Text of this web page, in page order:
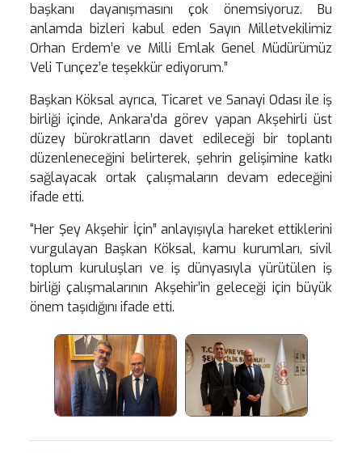
başkanı dayanışmasını çok önemsiyoruz. Bu
anlamda bizleri kabul eden Sayın Milletvekilimiz
Orhan Erdem’e ve Milli Emlak Genel Müdürümüz
Veli Tunçez’e teşekkür ediyorum.”
Başkan Köksal ayrıca, Ticaret ve Sanayi Odası ile iş
birliği içinde, Ankara’da görev yapan Akşehirli üst
düzey bürokratların davet edileceği bir toplantı
düzenleneceğini belirterek, şehrin gelişimine katkı
sağlayacak ortak çalışmaların devam edeceğini
ifade etti.
“Her Şey Akşehir İçin” anlayışıyla hareket ettiklerini
vurgulayan Başkan Köksal, kamu kurumları, sivil
toplum kuruluşları ve iş dünyasıyla yürütülen iş
birliği çalışmalarının Akşehir’in geleceği için büyük
önem taşıdığını ifade etti.